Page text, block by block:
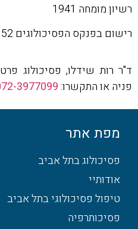
רשיון מומחה 1941
רישום בפנקס הפסיכולוגים 2152
ד"ר רות שידלו, פסיכולוג
פניה או התקשרו:3977099
מפת אתר
פסיכולוג בתל אביב
אודותיי
טיפול פסיכולוגי בתל אביב
פסיכותרפיה